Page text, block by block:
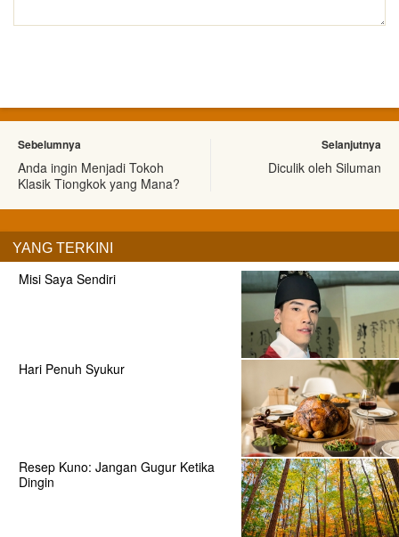
Sebelumnya
Anda ingin Menjadi Tokoh
Klasik Tiongkok yang Mana?
Selanjutnya
Diculik oleh Siluman
YANG TERKINI
Misi Saya Sendiri
Hari Penuh Syukur
Resep Kuno: Jangan Gugur Ketika
Dingin